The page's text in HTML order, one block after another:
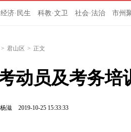
经济·民生 科教·文卫 社会·法治 市州
> 君山区 > 正文
动员及考务培
滋 2019-10-25 15:33:33